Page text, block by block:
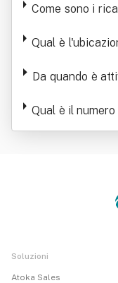
Come sono i
Qual è
Da quando è
Qual è il numero
Al Sole Società
Soluzioni
Atoka Sales